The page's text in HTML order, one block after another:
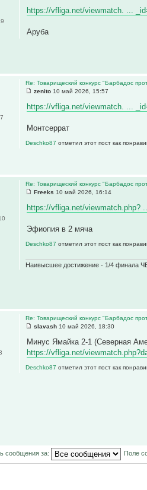
https://vfliga.net/viewmatch. ...
Аруба
Re: Товарищеский конкурс "Барбадос
zenito 10 май 2026, 15:57
https://vfliga.net/viewmatch. ...
Монтсеррат
Deschko87 отметил этот пост как
Re: Товарищеский конкурс "Барбадос
Freeks 10 май 2026, 16:14
https://vfliga.net/viewmatch.php?
Эфиопия в 2 мяча
Deschko87 отметил этот пост как
Наивысшее достижение - 1/4 финала
Re: Товарищеский конкурс "Барбадос
slavash 10 май 2026, 18:30
Минус Ямайка 2-1 (Северная
https://vfliga.net/
Deschko87 отметил этот пост как
сообщения за: Поле